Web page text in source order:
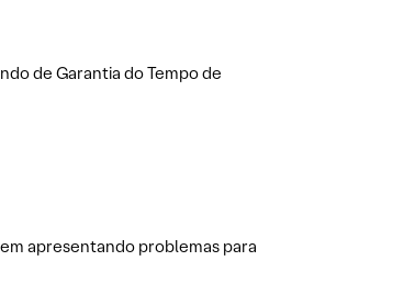
de Garantia do Tempo de
apresentando problemas para